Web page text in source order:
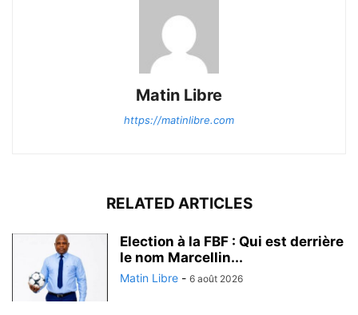
Matin Libre
https://matinlibre.com
RELATED ARTICLES
Election à la FBF : Qui est derrière
le nom Marcellin...
Matin Libre - 6 août 2026